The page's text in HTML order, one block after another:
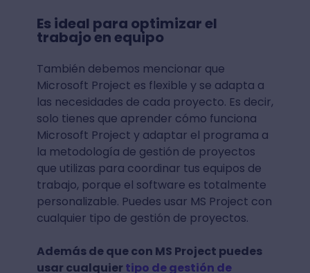
Es ideal para optimizar el
trabajo en equipo
También debemos mencionar que
Microsoft Project es flexible y se adapta a
las necesidades de cada proyecto. Es decir,
solo tienes que aprender cómo funciona
Microsoft Project y adaptar el programa a
la metodología de gestión de proyectos
que utilizas para coordinar tus equipos de
trabajo, porque el software es totalmente
personalizable. Puedes usar MS Project con
cualquier tipo de gestión de proyectos.
Además de que con MS Project puedes
usar cualquier tipo de gestión de